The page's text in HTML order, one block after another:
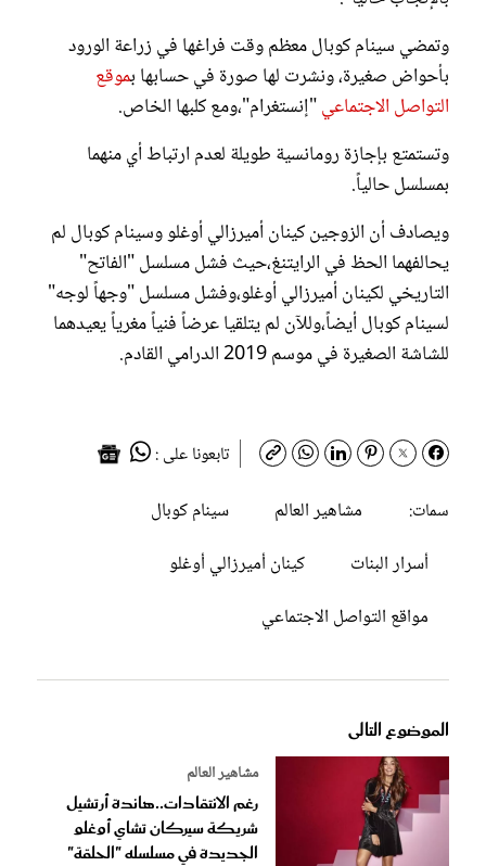
وتمضي سينام كوبال معظم وقت فراغها في زراعة الورود
بأحواض صغيرة، ونشرت لها صورة في حسابها بموقع
التواصل الاجتماعي"إنستغرام"،ومع كلبها الخاص.
وتستمتع بإجازة رومانسية طويلة لعدم ارتباط أي منهما
بمسلسل حالياً.
ويصادف أن الزوجين كينان أميرزالي أوغلو وسينام كوبال لم
يحالفهما الحظ في الرايتنغ،حيث فشل مسلسل "الفاتح"
التاريخي لكينان أميرزالي أوغلو،وفشل مسلسل "وجهاً لوجه"
لسينام كوبال أيضاً،وللآن لم يتلقيا عرضاً فنياً مغرياً يعيدهما
للشاشة الصغيرة في موسم 2019 الدرامي القادم.
تابعونا على :
سمات:
مشاهير العالم
سينام كوبال
أسرار البنات
كينان أميرزالي أوغلو
مواقع التواصل الاجتماعي
الموضوع التالى
مشاهير العالم
رغم الانتقادات..هاندة أرتشيل
شريكة سيركان تشاي أوغلو
الجديدة في مسلسله "الحلقة"